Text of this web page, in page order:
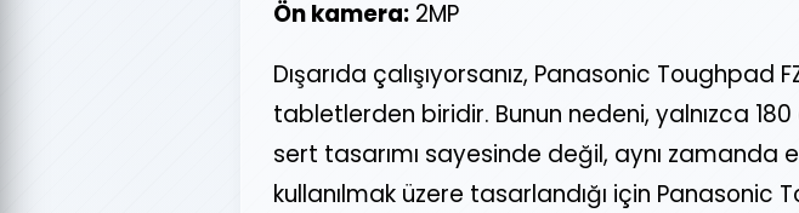
Ön kamera: 2MP
Dışarıda çalışıyorsanız, Panasonic
tabletlerden biridir. Bunun nedeni, yalnızca
sert tasarımı sayesinde değil, aynı zamanda
kullanılmak üzere tasarlandığı için